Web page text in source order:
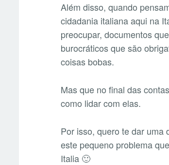
Além disso, quando
cidadania italiana aqui na
preocupar, documentos
burocráticos que são
coisas bobas.
Mas que no final das
como lidar com elas.
Por isso, quero te dar uma
este pequeno problema
Italia 🙂